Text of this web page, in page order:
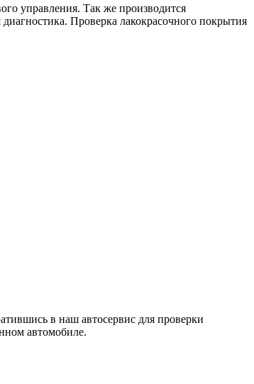
управления. Так же производится
Проверка лакокрасочного покрытия
в наш автосервис для проверки
автомобиле.